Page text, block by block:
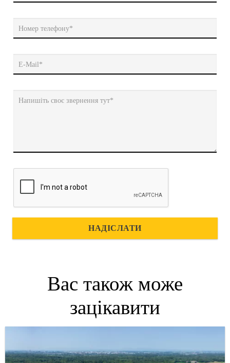
Номер телефону*
E-Mail*
Напишіть своє звернення тут*
НАДІСЛАТИ
Вас також може
зацікавити